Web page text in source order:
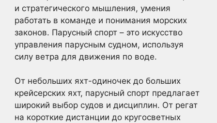
и стратегического мышления, умения
работать в команде и понимания морских
законов. Парусный спорт – это искусство
управления парусным судном, используя
силу ветра для движения по воде.
От небольших яхт-одиночек до больших
крейсерских яхт, парусный спорт предлагает
широкий выбор судов и дисциплин. От регат
на короткие дистанции до кругосветных